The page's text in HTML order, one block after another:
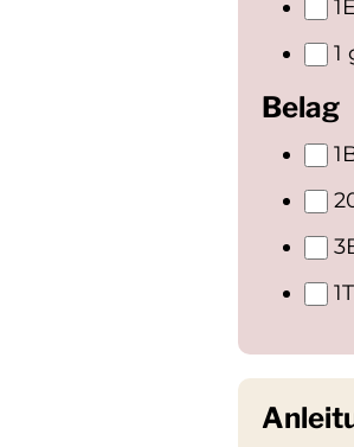
1
1
Belag
1
3
1